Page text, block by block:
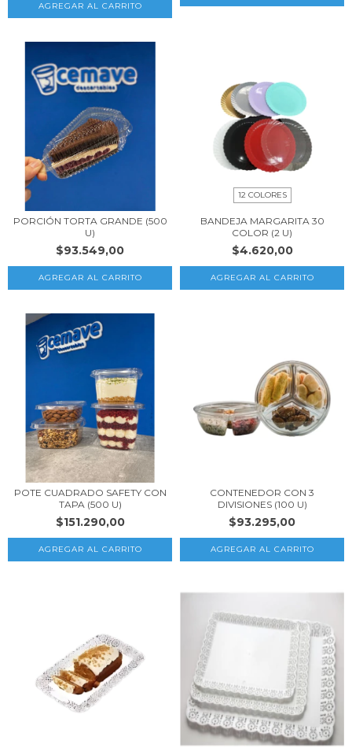
AGREGAR AL CARRITO
PORCIÓN TORTA GRANDE (500
U)
$93.549,00
12 COLORES
BANDEJA MARGARITA 30
COLOR (2 U)
$4.620,00
AGREGAR AL CARRITO
POTE CUADRADO SAFETY CON
TAPA (500 U)
$151.290,00
AGREGAR AL CARRITO
CONTENEDOR CON 3
DIVISIONES (100 U)
$93.295,00